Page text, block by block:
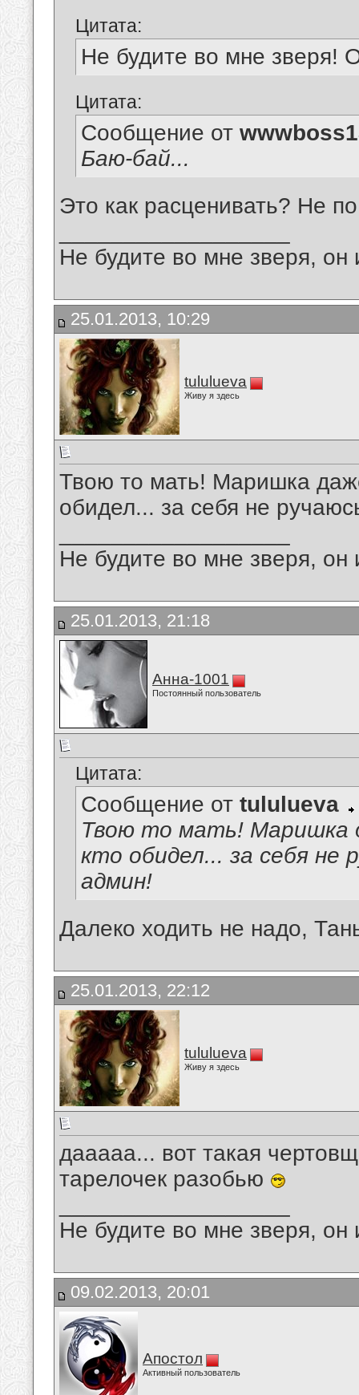
Цитата:
Не будите во мне зверя!
Цитата:
Сообщение от
Баю-бай...
Это как расценивать? Не
Не будите во мне зверя, он
25.01.2013, 10:29
tululueva
Живу я здесь
Твою то мать! Маришка
обидел... за себя не
Не будите во мне зверя, он
25.01.2013, 21:18
Анна-1001
Постоянный пользователь
Цитата:
Сообщение от tululueva
Твою то мать! Маришка
кто обидел... за себя не
админ!
Далеко ходить не надо,
25.01.2013, 22:12
tululueva
Живу я здесь
дааааа... вот такая
тарелочек разобью
Не будите во мне зверя, он
09.02.2013, 20:01
Апостол
Активный пользователь